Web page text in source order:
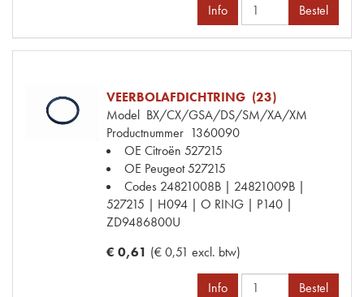
Info Bestel
VEERBOLAFDICHTRING (23)
Model BX/CX/GSA/DS/SM/XA/XM
Productnummer 1360090
OE Citroën 527215
OE Peugeot527215
Codes 24821008B | 24821009B |
527215 | H094 | O RING | P140 |
ZD9486800U
€ 0,61 (€ 0,51 excl. btw)
Info Bestel